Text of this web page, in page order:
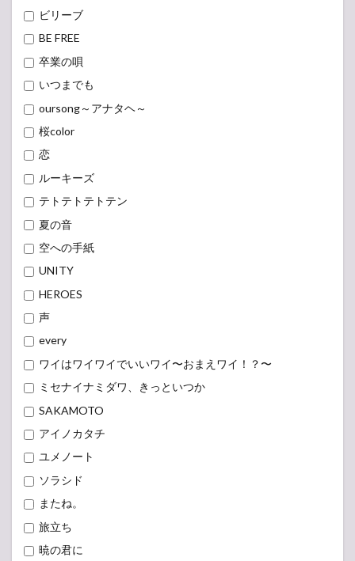
ビリーブ
BE FREE
卒業の唄
いつまでも
oursong～アナタヘ～
桜color
恋
ルーキーズ
テトテトテトテン
夏の音
空への手紙
UNITY
HEROES
声
every
ワイはワイワイでいいワイ〜おまえワイ！？〜
ミセナイナミダワ、きっといつか
SAKAMOTO
アイノカタチ
ユメノート
ソラシド
またね。
旅立ち
暁の君に